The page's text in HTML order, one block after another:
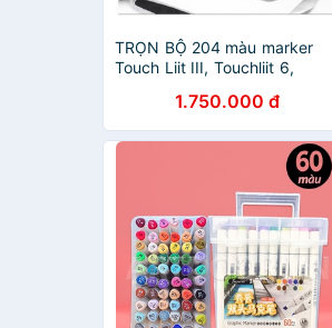
TRỌN BỘ 204 màu marker
Touch Liit III, Touchliit 6,
đầu mỹ thuật - vẽ tranh,báo
tường,đồ án✨
1.750.000 đ